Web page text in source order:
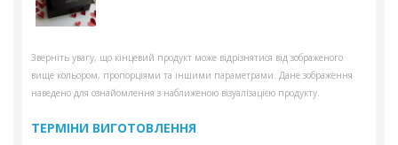
Зверніть увагу, що кінцевий продукт може відрізнятися від зображеного
вище кольором, пропорціями та іншими параметрами. Дане зображення
наведено для ознайомлення з наближеною візуалізацією продукту.
ТЕРМІНИ ВИГОТОВЛЕННЯ